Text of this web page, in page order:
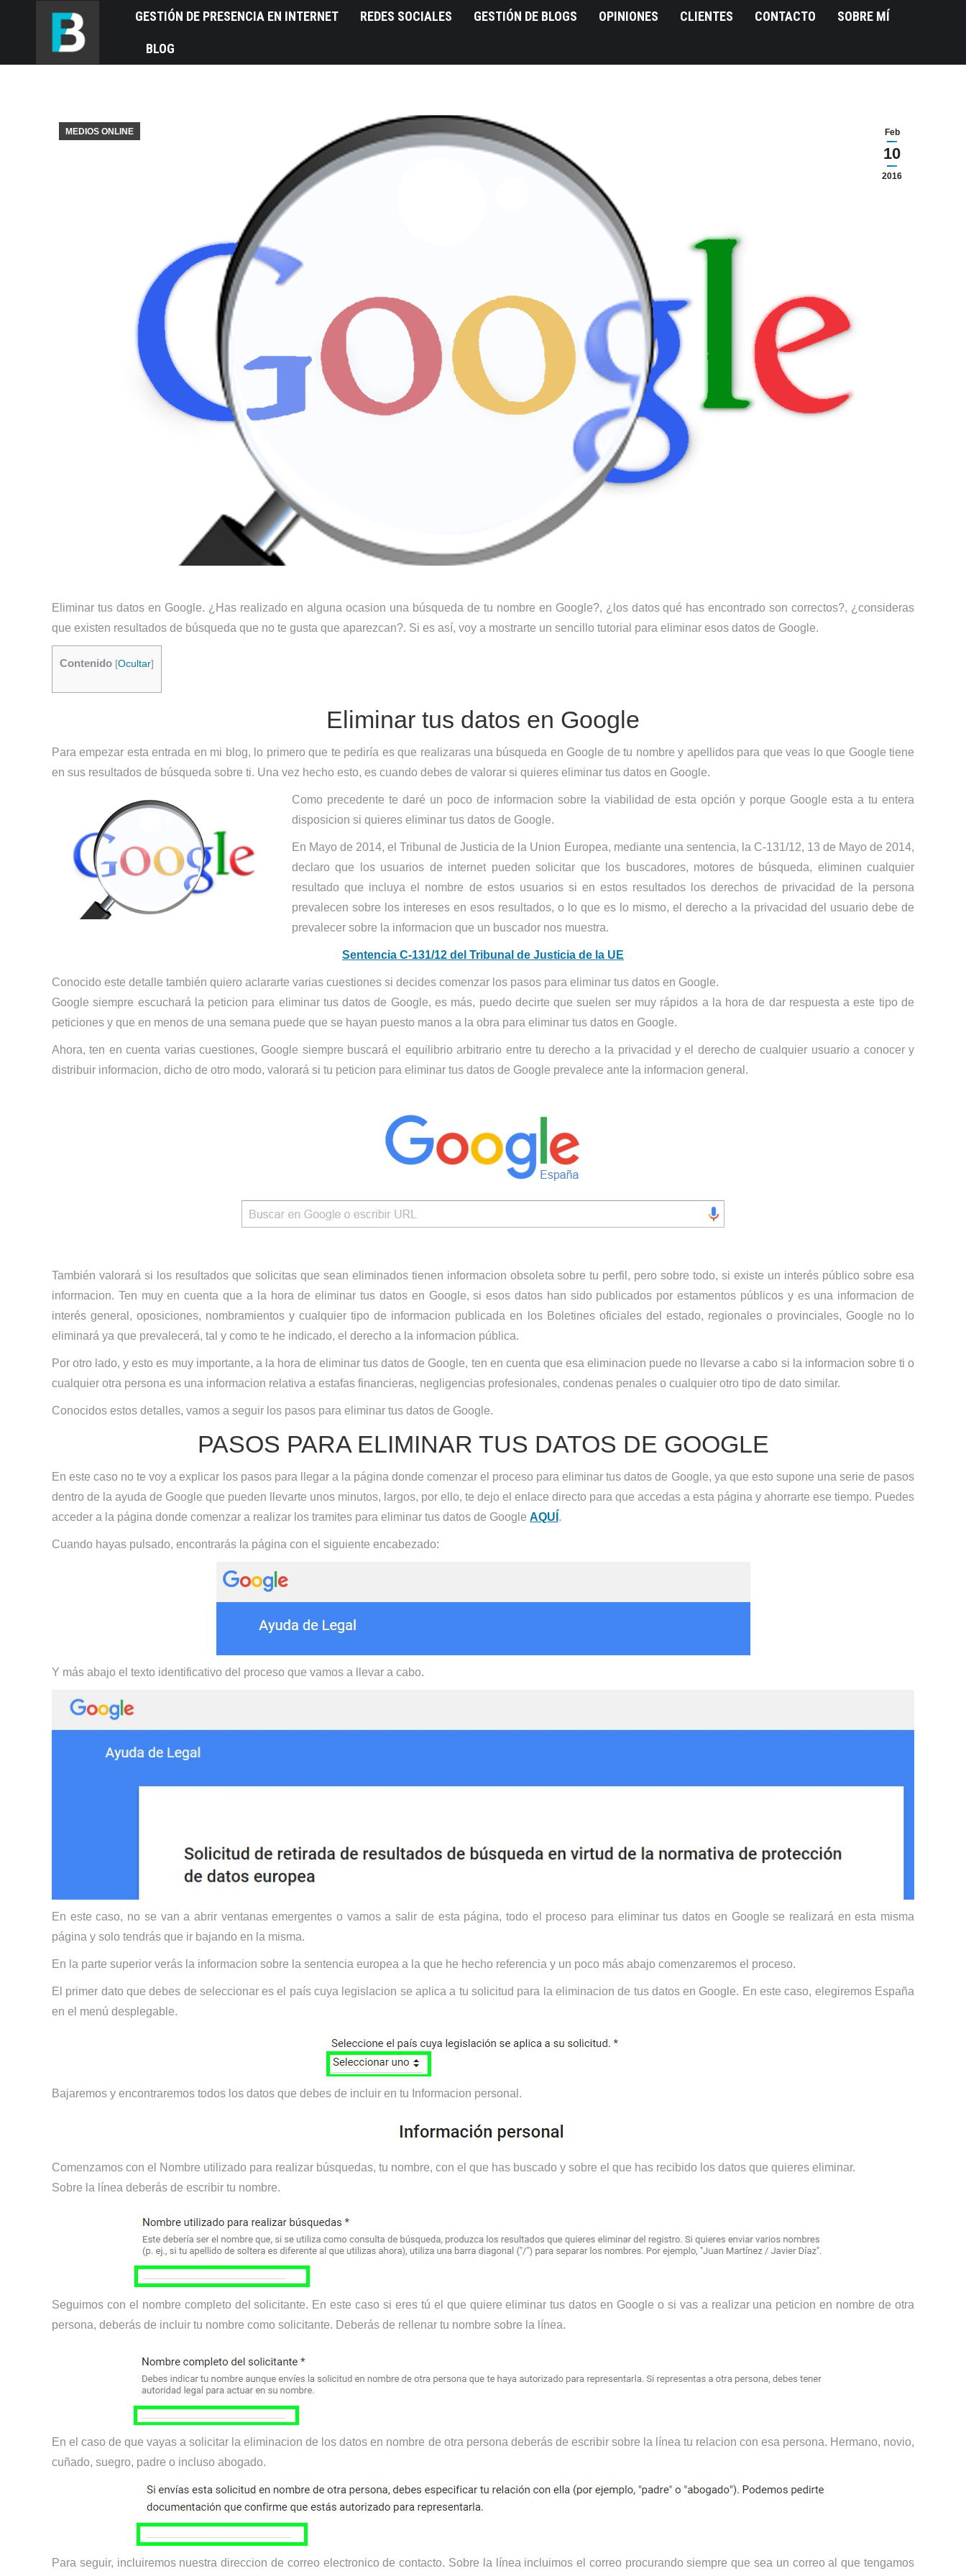
GESTIÓN DE PRESENCIA EN INTERNET REDES SOCIALES GESTIÓN DE BLOGS OPINIONES CLIENTES CONTACTO SOBRE MÍ
BLOG
Feb
10
2016
MEDIOS ONLINE
Eliminar tus datos en Google. ¿Has realizado en alguna ocasion una búsqueda de tu nombre en Google?, ¿los datos qué has encontrado son correctos?, ¿consideras
que existen resultados de búsqueda que no te gusta que aparezcan?. Si es así, voy a mostrarte un sencillo tutorial para eliminar esos datos de Google.
Contenido [Ocultar]
Eliminar tus datos en Google
Para empezar esta entrada en mi blog, lo primero que te pediría es que realizaras una búsqueda en Google de tu nombre y apellidos para que veas lo que Google tiene
en sus resultados de búsqueda sobre ti. Una vez hecho esto, es cuando debes de valorar si quieres eliminar tus datos en Google.
Como precedente te daré un poco de informacion sobre la viabilidad de esta opción y porque Google esta a tu entera
disposicion si quieres eliminar tus datos de Google.
En Mayo de 2014, el Tribunal de Justicia de la Union Europea, mediante una sentencia, la C-131/12, 13 de Mayo de 2014,
declaro que los usuarios de internet pueden solicitar que los buscadores, motores de búsqueda, eliminen cualquier
resultado que incluya el nombre de estos usuarios si en estos resultados los derechos de privacidad de la persona
prevalecen sobre los intereses en esos resultados, o lo que es lo mismo, el derecho a la privacidad del usuario debe de
prevalecer sobre la informacion que un buscador nos muestra.
Sentencia C-131/12 del Tribunal de Justicia de la UE
Conocido este detalle también quiero aclararte varias cuestiones si decides comenzar los pasos para eliminar tus datos en Google.
Google siempre escuchará la peticion para eliminar tus datos de Google, es más, puedo decirte que suelen ser muy rápidos a la hora de dar respuesta a este tipo de
peticiones y que en menos de una semana puede que se hayan puesto manos a la obra para eliminar tus datos en Google.
Ahora, ten en cuenta varias cuestiones, Google siempre buscará el equilibrio arbitrario entre tu derecho a la privacidad y el derecho de cualquier usuario a conocer y
distribuir informacion, dicho de otro modo, valorará si tu peticion para eliminar tus datos de Google prevalece ante la informacion general.
También valorará si los resultados que solicitas que sean eliminados tienen informacion obsoleta sobre tu perfil, pero sobre todo, si existe un interés público sobre esa
informacion. Ten muy en cuenta que a la hora de eliminar tus datos en Google, si esos datos han sido publicados por estamentos públicos y es una informacion de
interés general, oposiciones, nombramientos y cualquier tipo de informacion publicada en los Boletines oficiales del estado, regionales o provinciales, Google no lo
eliminará ya que prevalecerá, tal y como te he indicado, el derecho a la informacion pública.
Por otro lado, y esto es muy importante, a la hora de eliminar tus datos de Google, ten en cuenta que esa eliminacion puede no llevarse a cabo si la informacion sobre ti o
cualquier otra persona es una informacion relativa a estafas financieras, negligencias profesionales, condenas penales o cualquier otro tipo de dato similar.
Conocidos estos detalles, vamos a seguir los pasos para eliminar tus datos de Google.
PASOS PARA ELIMINAR TUS DATOS DE GOOGLE
En este caso no te voy a explicar los pasos para llegar a la página donde comenzar el proceso para eliminar tus datos de Google, ya que esto supone una serie de pasos
dentro de la ayuda de Google que pueden llevarte unos minutos, largos, por ello, te dejo el enlace directo para que accedas a esta página y ahorrarte ese tiempo. Puedes
acceder a la página donde comenzar a realizar los tramites para eliminar tus datos de Google AQUÍ .
Cuando hayas pulsado, encontrarás la página con el siguiente encabezado:
Y más abajo el texto identificativo del proceso que vamos a llevar a cabo.
En este caso, no se van a abrir ventanas emergentes o vamos a salir de esta página, todo el proceso para eliminar tus datos en Google se realizará en esta misma
página y solo tendrás que ir bajando en la misma.
En la parte superior verás la informacion sobre la sentencia europea a la que he hecho referencia y un poco más abajo comenzaremos el proceso.
El primer dato que debes de seleccionar es el país cuya legislacion se aplica a tu solicitud para la eliminacion de tus datos en Google. En este caso, elegiremos España
en el menú desplegable.
Bajaremos y encontraremos todos los datos que debes de incluir en tu Informacion personal.
Comenzamos con el Nombre utilizado para realizar búsquedas, tu nombre, con el que has buscado y sobre el que has recibido los datos que quieres eliminar.
Sobre la línea deberás de escribir tu nombre.
Seguimos con el nombre completo del solicitante. En este caso si eres tú el que quiere eliminar tus datos en Google o si vas a realizar una peticion en nombre de otra
persona, deberás de incluir tu nombre como solicitante. Deberás de rellenar tu nombre sobre la línea.
En el caso de que vayas a solicitar la eliminacion de los datos en nombre de otra persona deberás de escribir sobre la línea tu relacion con esa persona. Hermano, novio,
cuñado, suegro, padre o incluso abogado.
Para seguir, incluiremos nuestra direccion de correo electronico de contacto. Sobre la línea incluimos el correo procurando siempre que sea un correo al que tengamos